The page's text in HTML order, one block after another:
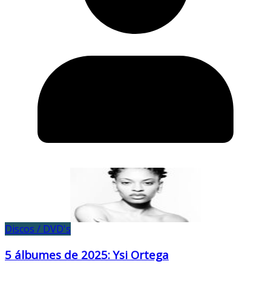
Discos / DVD's
5 álbumes de 2025: Ysi Ortega